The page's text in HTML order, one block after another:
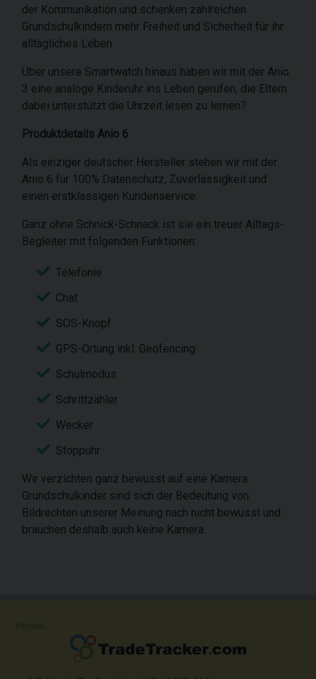
der Kommunikation und schenken zahlreichen
Grundschulkindern mehr Freiheit und Sicherheit für ihr
alltägliches Leben.
Über unsere Smartwatch hinaus haben wir mit der Anio
3 eine analoge Kinderuhr ins Leben gerufen, die Eltern
dabei unterstützt die Uhrzeit lesen zu lernen?
Produktdetails Anio 6
Als einziger deutscher Hersteller stehen wir mit der
Anio 6 für 100% Datenschutz, Zuverlässigkeit und
einen erstklassigen Kundenservice.
Ganz ohne Schnick-Schnack ist sie ein treuer Alltags-
Begleiter mit folgenden Funktionen:
Telefonie
Chat
SOS-Knopf
GPS-Ortung inkl. Geofencing
Schulmodus
Schrittzähler
Wecker
Stoppuhr
Wir verzichten ganz bewusst auf eine Kamera.
Grundschulkinder sind sich der Bedeutung von
Bildrechten unserer Meinung nach nicht bewusst und
brauchen deshalb auch keine Kamera.